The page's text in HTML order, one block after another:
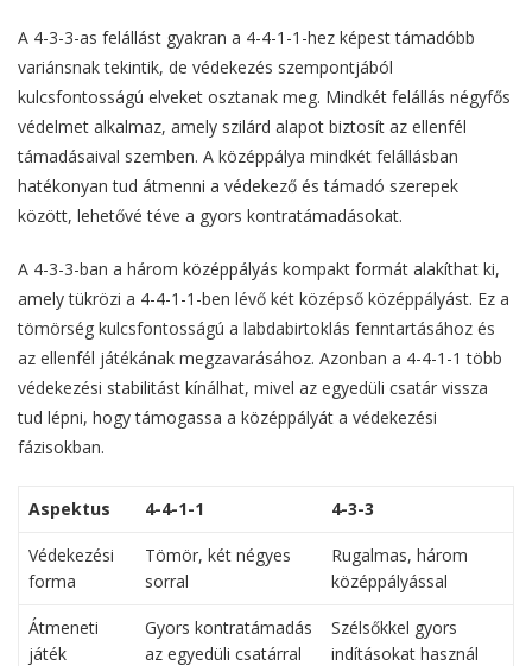
A 4-3-3-as felállást gyakran a 4-4-1-1-hez képest támadóbb
variánsnak tekintik, de védekezés szempontjából
kulcsfontosságú elveket osztanak meg. Mindkét felállás négyfős
védelmet alkalmaz, amely szilárd alapot biztosít az ellenfél
támadásaival szemben. A középpálya mindkét felállásban
hatékonyan tud átmenni a védekező és támadó szerepek
között, lehetővé téve a gyors kontratámadásokat.
A 4-3-3-ban a három középpályás kompakt formát alakíthat ki,
amely tükrözi a 4-4-1-1-ben lévő két középső középpályást. Ez a
tömörség kulcsfontosságú a labdabirtoklás fenntartásához és
az ellenfél játékának megzavarásához. Azonban a 4-4-1-1 több
védekezési stabilitást kínálhat, mivel az egyedüli csatár vissza
tud lépni, hogy támogassa a középpályát a védekezési
fázisokban.
Aspektus 4-4-1-1 4-3-3
Védekezési
forma
Tömör, két négyes
sorral
Rugalmas, három
középpályással
Átmeneti
játék
Gyors kontratámadás
az egyedüli csatárral
Szélsőkkel gyors
indításokat használ